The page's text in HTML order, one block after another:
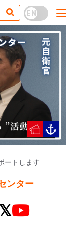
ートします
ンター